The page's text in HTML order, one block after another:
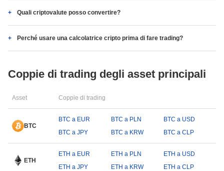
Quali criptovalute posso convertire?
Perché usare una calcolatrice cripto prima di fare trading?
Coppie di trading degli asset principali
Asset Coppie di trading
BTC
BTC a EUR BTC a PLN
BTC a USD
BTC a JPY
BTC a KRW BTC a CLP
ETH
ETH a EUR ETH a PLN
ETH a USD
ETH a JPY
ETH a KRW ETH a CLP